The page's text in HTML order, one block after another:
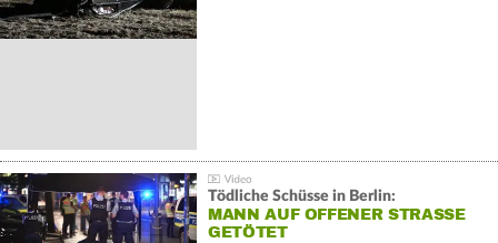
Tödliche Schüsse in Berlin:
MANN AUF OFFENER STRASSE G
ETÖTET